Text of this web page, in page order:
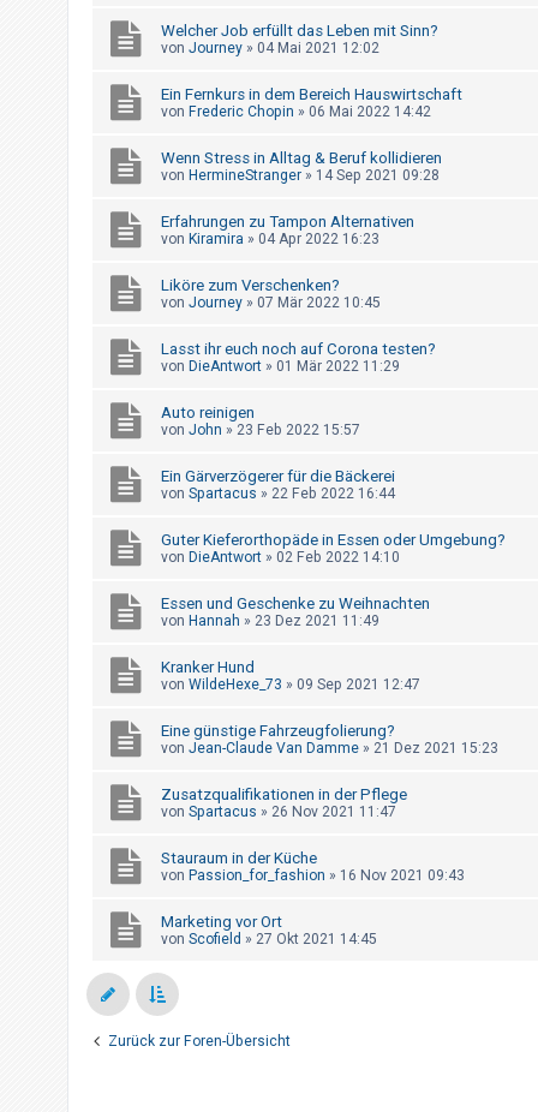
Welcher Job erfüllt das Leben mit Sinn?
von Journey » 04 Mai 2021 12:02
Ein Fernkurs in dem Bereich Hauswirtschaft
von Frederic Chopin » 06 Mai 2022 14:42
Wenn Stress in Alltag & Beruf kollidieren
von HermineStranger » 14 Sep 2021 09:28
Erfahrungen zu Tampon Alternativen
von Kiramira » 04 Apr 2022 16:23
Liköre zum Verschenken?
von Journey » 07 Mär 2022 10:45
Lasst ihr euch noch auf Corona testen?
von DieAntwort » 01 Mär 2022 11:29
Auto reinigen
von John » 23 Feb 2022 15:57
Ein Gärverzögerer für die Bäckerei
von Spartacus » 22 Feb 2022 16:44
Guter Kieferorthopäde in Essen oder Umgebung?
von DieAntwort » 02 Feb 2022 14:10
Essen und Geschenke zu Weihnachten
von Hannah » 23 Dez 2021 11:49
Kranker Hund
von WildeHexe_73 » 09 Sep 2021 12:47
Eine günstige Fahrzeugfolierung?
von Jean-Claude Van Damme » 21 Dez 2021 15:23
Zusatzqualifikationen in der Pflege
von Spartacus » 26 Nov 2021 11:47
Stauraum in der Küche
von Passion_for_fashion » 16 Nov 2021 09:43
Marketing vor Ort
von Scofield » 27 Okt 2021 14:45
Zurück zur Foren-Übersicht